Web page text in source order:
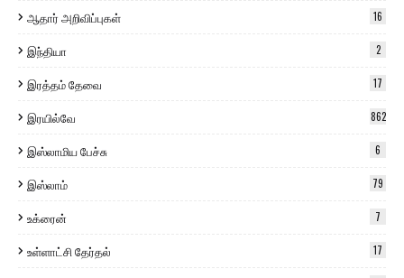
ஆதார் அறிவிப்புகள் 16
இந்தியா 2
இரத்தம் தேவை 17
இரயில்வே 862
இஸ்லாமிய பேச்சு 6
இஸ்லாம் 79
உக்ரைன் 7
உள்ளாட்சி தேர்தல் 17